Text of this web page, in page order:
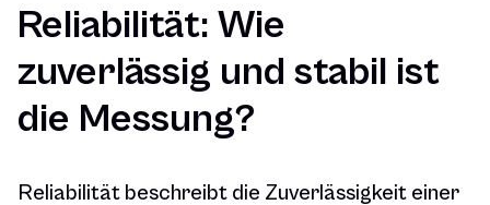
Reliabilität: Wie
zuverlässig und stabil ist
die Messung?
Reliabilität beschreibt die Zuverlässigkeit einer